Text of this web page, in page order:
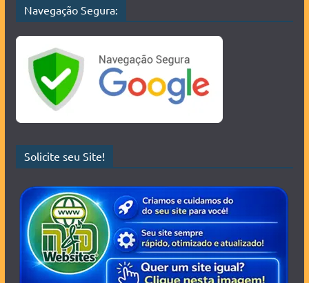
Navegação Segura:
Solicite seu Site!